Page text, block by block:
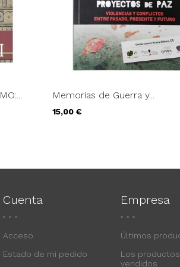
Memorias de Guerra y...
Precio
15,00 €
Cuenta
Acceso
Estado de mi pedido
Empresa
Últimos
Los
vendidos